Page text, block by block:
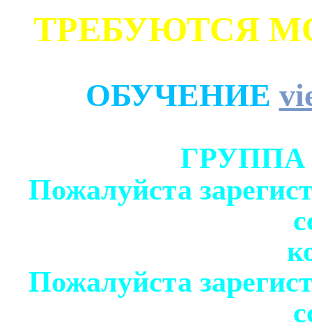
ТРЕБУЮТСЯ
ОБУЧЕНИЕ
Пожалуйста
Пожалуйста